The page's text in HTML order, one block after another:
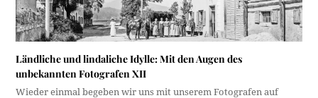
Ländliche und lindaliche Idylle: Mit den Augen des
unbekannten Fotografen XII
Wieder einmal begeben wir uns mit unserem Fotografen auf